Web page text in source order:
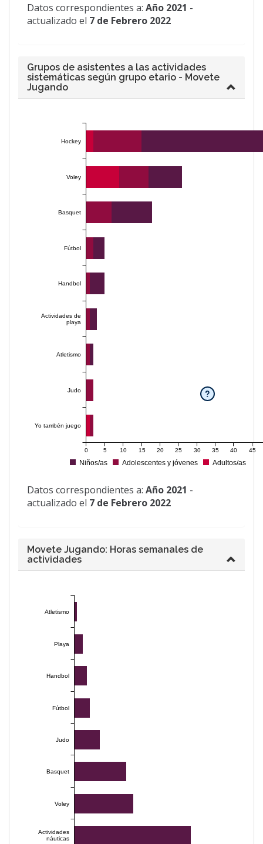
Datos correspondientes a: Año 2021 -
actualizado el 7 de Febrero 2022
Grupos de asistentes a las actividades
sistemáticas según grupo etario - Movete
Jugando
Hockey
Voley
Basquet
Fútbol
Handbol
Actividades de
playa
Atletismo
Judo
Yo tambén juego
0 5 10 15 20 25 30 35 40 45
Niños/as Adolescentes y jóvenes Adultos/as
?
Datos correspondientes a: Año 2021 -
actualizado el 7 de Febrero 2022
Movete Jugando: Horas semanales de
actividades
Atletismo
Playa
Handbol
Fútbol
Judo
Basquet
Voley
Actividades
náuticas